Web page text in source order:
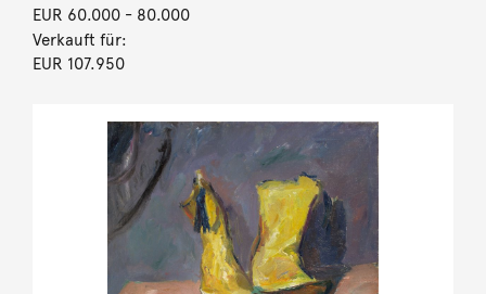
EUR 60.000- 80.000
Verkauft für:
EUR 107.950